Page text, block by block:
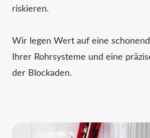
riskieren.
Wir legen Wert auf eine
Ihrer Rohrsysteme und eine
der Blockaden.